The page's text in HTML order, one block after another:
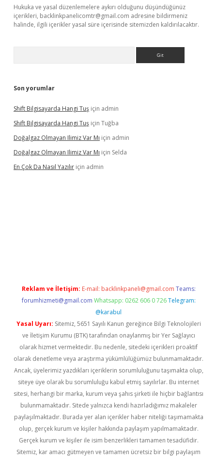
Hukuka ve yasal düzenlemelere aykırı olduğunu düşündüğünüz
içerikleri, backlinkpanelicomtr@gmail.com adresine bildirmeniz
halinde, ilgili içerikler yasal süre içerisinde sitemizden kaldırılacaktır.
Son yorumlar
Shift Bilgisayarda Hangi Tuş için admin
Shift Bilgisayarda Hangi Tuş için Tuğba
Doğalgaz Olmayan Ilimiz Var Mı için admin
Doğalgaz Olmayan Ilimiz Var Mı için Selda
En Çok Da Nasıl Yazılır için admin
Reklam ve İletişim: E-mail: backlinkpaneli@gmail.com Teams:
forumhizmeti@gmail.com Whatsapp: 0262 606 0 726 Telegram:
@karabul
Yasal Uyarı: Sitemiz, 5651 Sayılı Kanun gereğince Bilgi Teknolojileri
ve İletişim Kurumu (BTK) tarafından onaylanmış bir Yer Sağlayıcı
olarak hizmet vermektedir. Bu nedenle, sitedeki içerikleri proaktif
olarak denetleme veya araştırma yükümlülüğümüz bulunmamaktadır.
Ancak, üyelerimiz yazdıkları içeriklerin sorumluluğunu taşımakta olup,
siteye üye olarak bu sorumluluğu kabul etmiş sayılırlar. Bu internet
sitesi, herhangi bir marka, kurum veya şahıs şirketi ile hiçbir bağlantısı
bulunmamaktadır. Sitede yalnızca kendi hazırladığımız makaleler
paylaşılmaktadır. Burada yer alan içerikler haber niteliği taşımamakta
olup, gerçek kurum ve kişiler hakkında paylaşım yapılmamaktadır.
Gerçek kurum ve kişiler ile isim benzerlikleri tamamen tesadüfidir.
Sitemiz, kar amacı gütmeyen ve tamamen ücretsiz bir bilgi paylaşım